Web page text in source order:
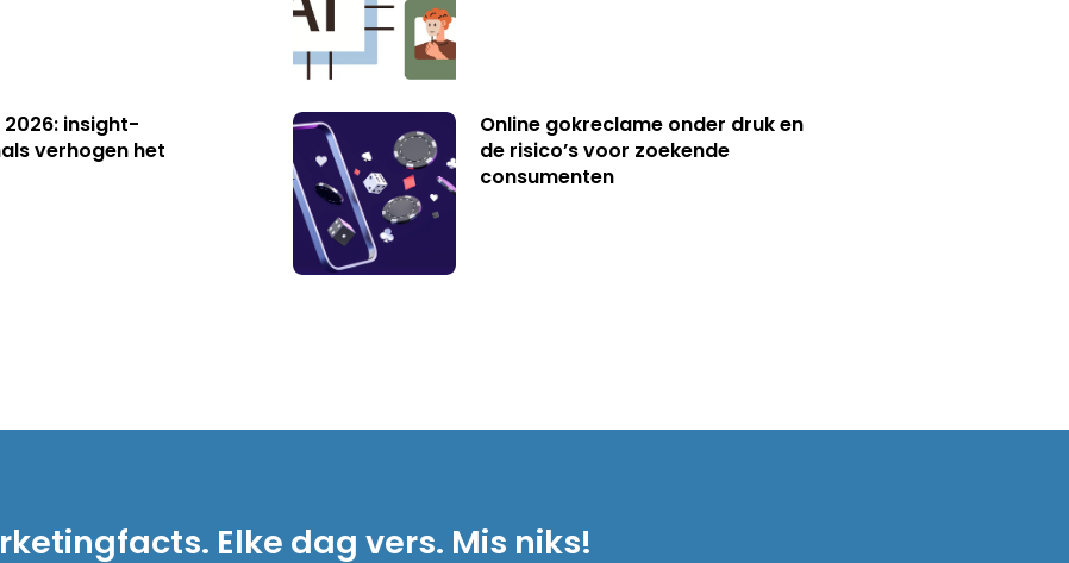
2026: insight-
verhogen het
Online gokreclame onder druk en
de risico’s voor zoekende
consumenten
Elke dag vers. Mis niks!